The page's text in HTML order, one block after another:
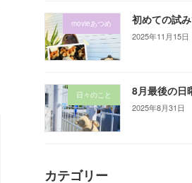
movieあつめ 初めての試み
2025年11月15日
日々のこと 8月最後の日
2025年8月31日
カテゴリー